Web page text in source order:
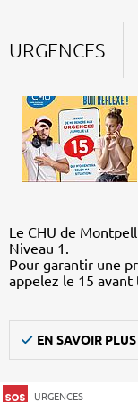
URGENCES
Le CHU de
Niveau 1.
Pour garantir une
appelez le 15
EN SAVOIR PLUS
URGENCES